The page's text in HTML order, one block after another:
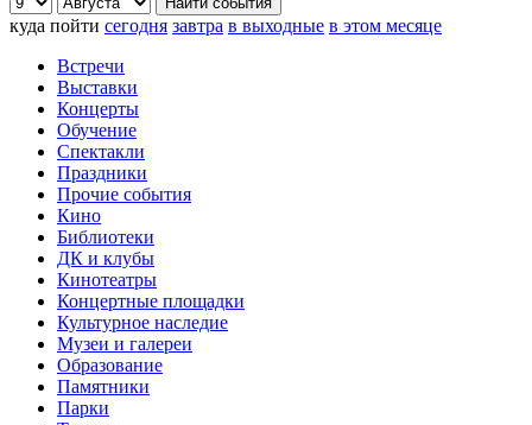
куда пойти сегодня завтра в выходные в этом месяце
Встречи
Выставки
Концерты
Обучение
Спектакли
Праздники
Прочие события
Кино
Библиотеки
ДК и клубы
Кинотеатры
Концертные площадки
Культурное наследие
Музеи и галереи
Образование
Памятники
Парки